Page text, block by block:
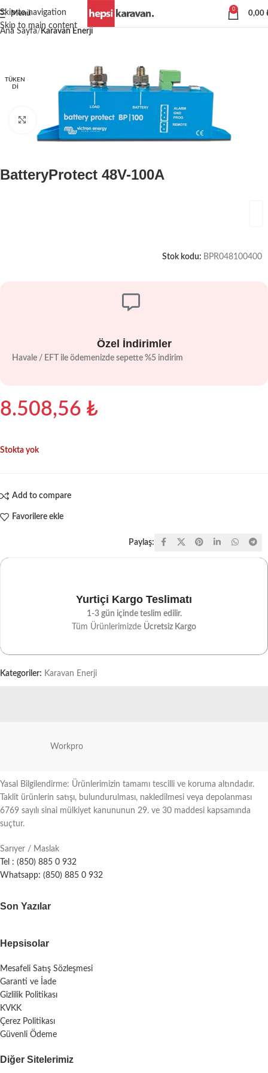
Skip to navigation
Skip to main content
Menü
0
0,00
Ana Sayfa Karavan Enerji
TÜKEN
DI
Büyütmek için tıklayın
BatteryProtect 48V-100A
Stok kodu: BPR048100400
Özel İndirimler
Havale / EFT ile ödemenizde sepette %5 indirim
8.508,56 ₺
Stokta yok
Add to compare
Favorilere ekle
Paylaş:
Yurtiçi Kargo Teslimatı
1-3 gün içinde teslim edilir.
Tüm Ürünlerimizde Ücretsiz Kargo
Kategoriler: Karavan Enerji
Workpro
Yasal Bilgilendirme: Ürünlerimizin tamamı tescilli ve koruma altındadır.
Taklit ürünlerin satışı, bulundurulması, nakledilmesi veya depolanması
6769 sayılı sinai mülkiyet kanununun 29. ve 30 maddesi kapsamında
suçtur.
Sarıyer / Maslak
Tel : (850) 885 0 932
Whatsapp: (850) 885 0 932
Son Yazılar
Hepsisolar
Mesafeli Satış Sözleşmesi
Garanti ve İade
Gizlilik Politikası
KVKK
Çerez Politikası
Güvenli Ödeme
Diğer Sitelerimiz